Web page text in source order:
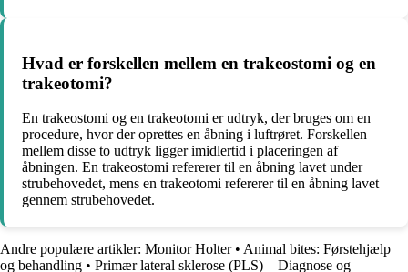
Hvad er forskellen mellem en trakeostomi og en
trakeotomi?
En trakeostomi og en trakeotomi er udtryk, der bruges om en
procedure, hvor der oprettes en åbning i luftrøret. Forskellen
mellem disse to udtryk ligger imidlertid i placeringen af ​​
åbningen. En trakeostomi refererer til en åbning lavet under
strubehovedet, mens en trakeotomi refererer til en åbning lavet
gennem strubehovedet.
Andre populære artikler: Monitor Holter• Animal bites: Førstehjælp
og behandling • Primær lateral sklerose (PLS) – Diagnose og